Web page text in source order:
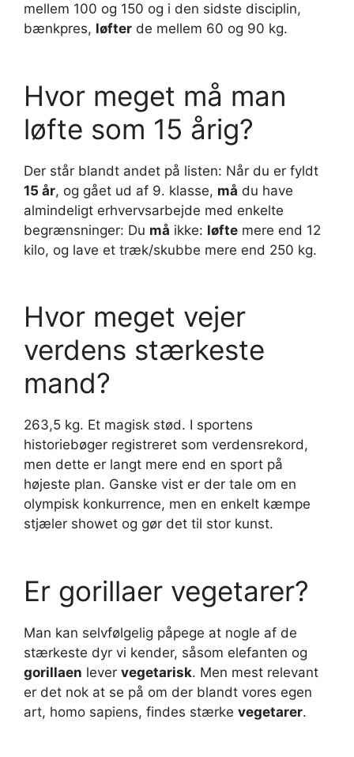
mellem 100 og 150 og i den sidste disciplin,
bænkpres, løfter de mellem 60 og 90 kg.
Hvor meget må man
løfte som 15 årig?
Der står blandt andet på listen: Når du er fyldt
15 år, og gået ud af 9. klasse, må du have
almindeligt erhvervsarbejde med enkelte
begrænsninger: Du må ikke: løfte mere end 12
kilo, og lave et træk/skubbe mere end 250 kg.
Hvor meget vejer
verdens stærkeste
mand?
263,5 kg. Et magisk stød. I sportens
historiebøger registreret som verdensrekord,
men dette er langt mere end en sport på
højeste plan. Ganske vist er der tale om en
olympisk konkurrence, men en enkelt kæmpe
stjæler showet og gør det til stor kunst.
Er gorillaer vegetarer?
Man kan selvfølgelig påpege at nogle af de
stærkeste dyr vi kender, såsom elefanten og
gorillaen lever vegetarisk. Men mest relevant
er det nok at se på om der blandt vores egen
art, homo sapiens, findes stærke vegetarer.